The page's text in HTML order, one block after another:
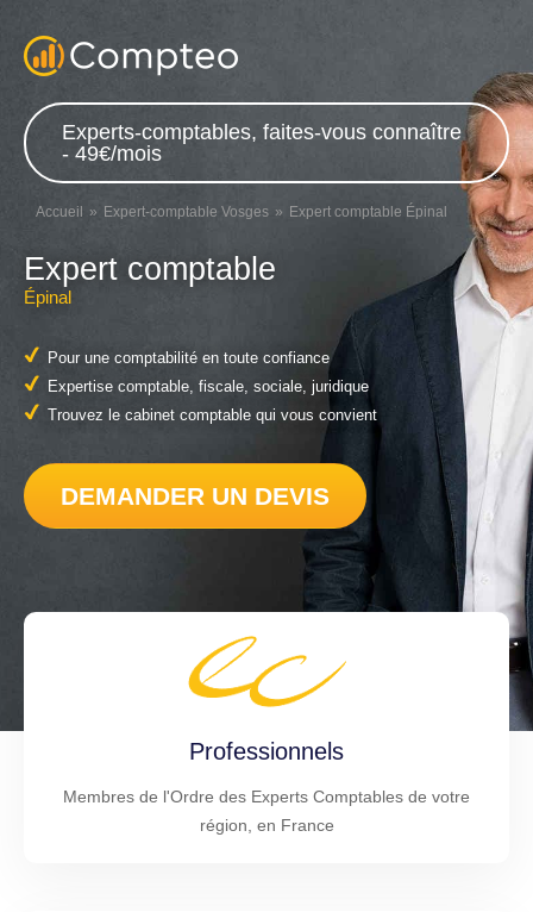
Experts-comptables, faites-vous connaître
- 49€/mois
Accueil Expert-comptable Vosges Expert comptable Épinal
Expert comptable
Épinal
Pour une comptabilité en toute confiance
Expertise comptable, fiscale, sociale, juridique
Trouvez le cabinet comptable qui vous convient
DEMANDER UN DEVIS
Professionnels
Membres de l'Ordre des Experts Comptables de votre
région, en France